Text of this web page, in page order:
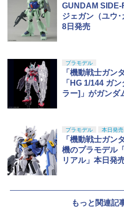
GUNDAM SIDE-
ジェガン（ユウ･
8日発売
プラモデル
「機動戦士ガン
「HG 1/144 ガ
ラー]」がガンダ
プラモデル 本日発売
「機動戦士ガン
機のプラモデル
リアル」本日発
もっと関連記